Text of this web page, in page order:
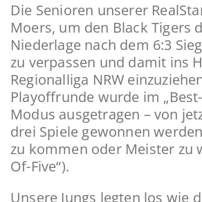
Die Senioren unserer
Moers, um den Black Tigers
Niederlage nach dem 6:3
zu verpassen und damit ins
Regionalliga NRW
Playoffrunde wurde im
Modus ausgetragen – von
drei Spiele gewonnen
zu kommen oder Meister zu
Of-Five“).
Unsere Jungs legten los wie